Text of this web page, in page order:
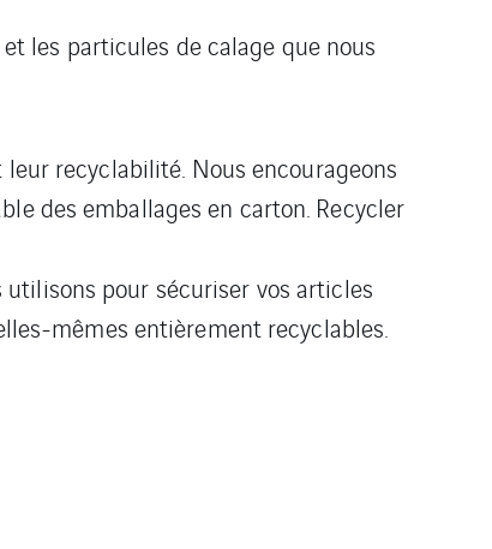
les particules de calage que nous
recyclabilité. Nous encourageons
des emballages en carton. Recycler
pour sécuriser vos articles
mêmes entièrement recyclables.